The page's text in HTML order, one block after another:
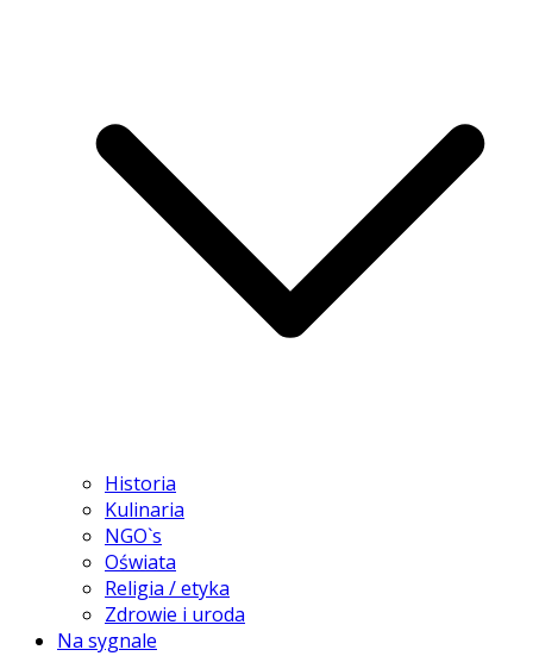
Historia
Kulinaria
NGO`s
Oświata
Religia / etyka
Zdrowie i uroda
Na sygnale